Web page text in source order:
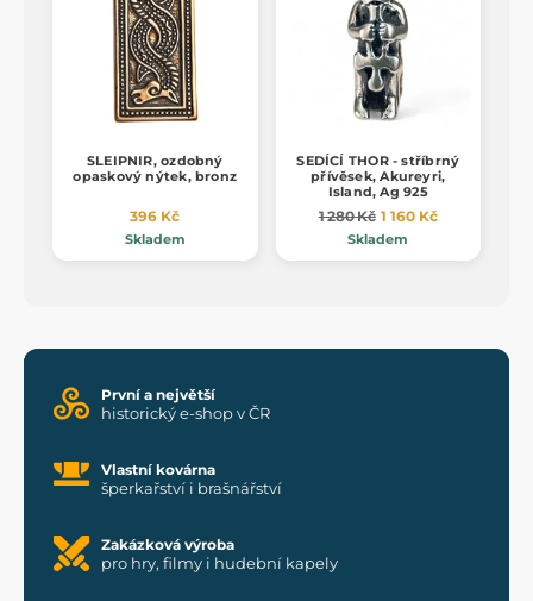
SLEIPNIR, ozdobný
opaskový nýtek, bronz
396 Kč
Skladem
SEDÍCÍ THOR - stříbrný
přívěsek, Akureyri,
Island, Ag 925
1 280 Kč 1 160 Kč
Skladem
První a největší
historický e-shop v ČR
Vlastní kovárna
šperkařství i brašnářství
Zakázková výroba
pro hry, filmy i hudební kapely